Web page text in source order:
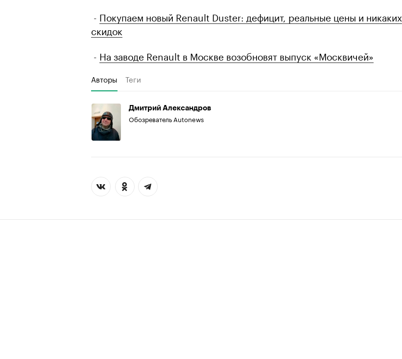
- Покупаем новый Renault Duster: дефицит, реальные цены и никаких
скидок
- На заводе Renault в Москве возобновят выпуск «Москвичей»
Авторы Теги
Дмитрий Александров
Обозреватель Autonews